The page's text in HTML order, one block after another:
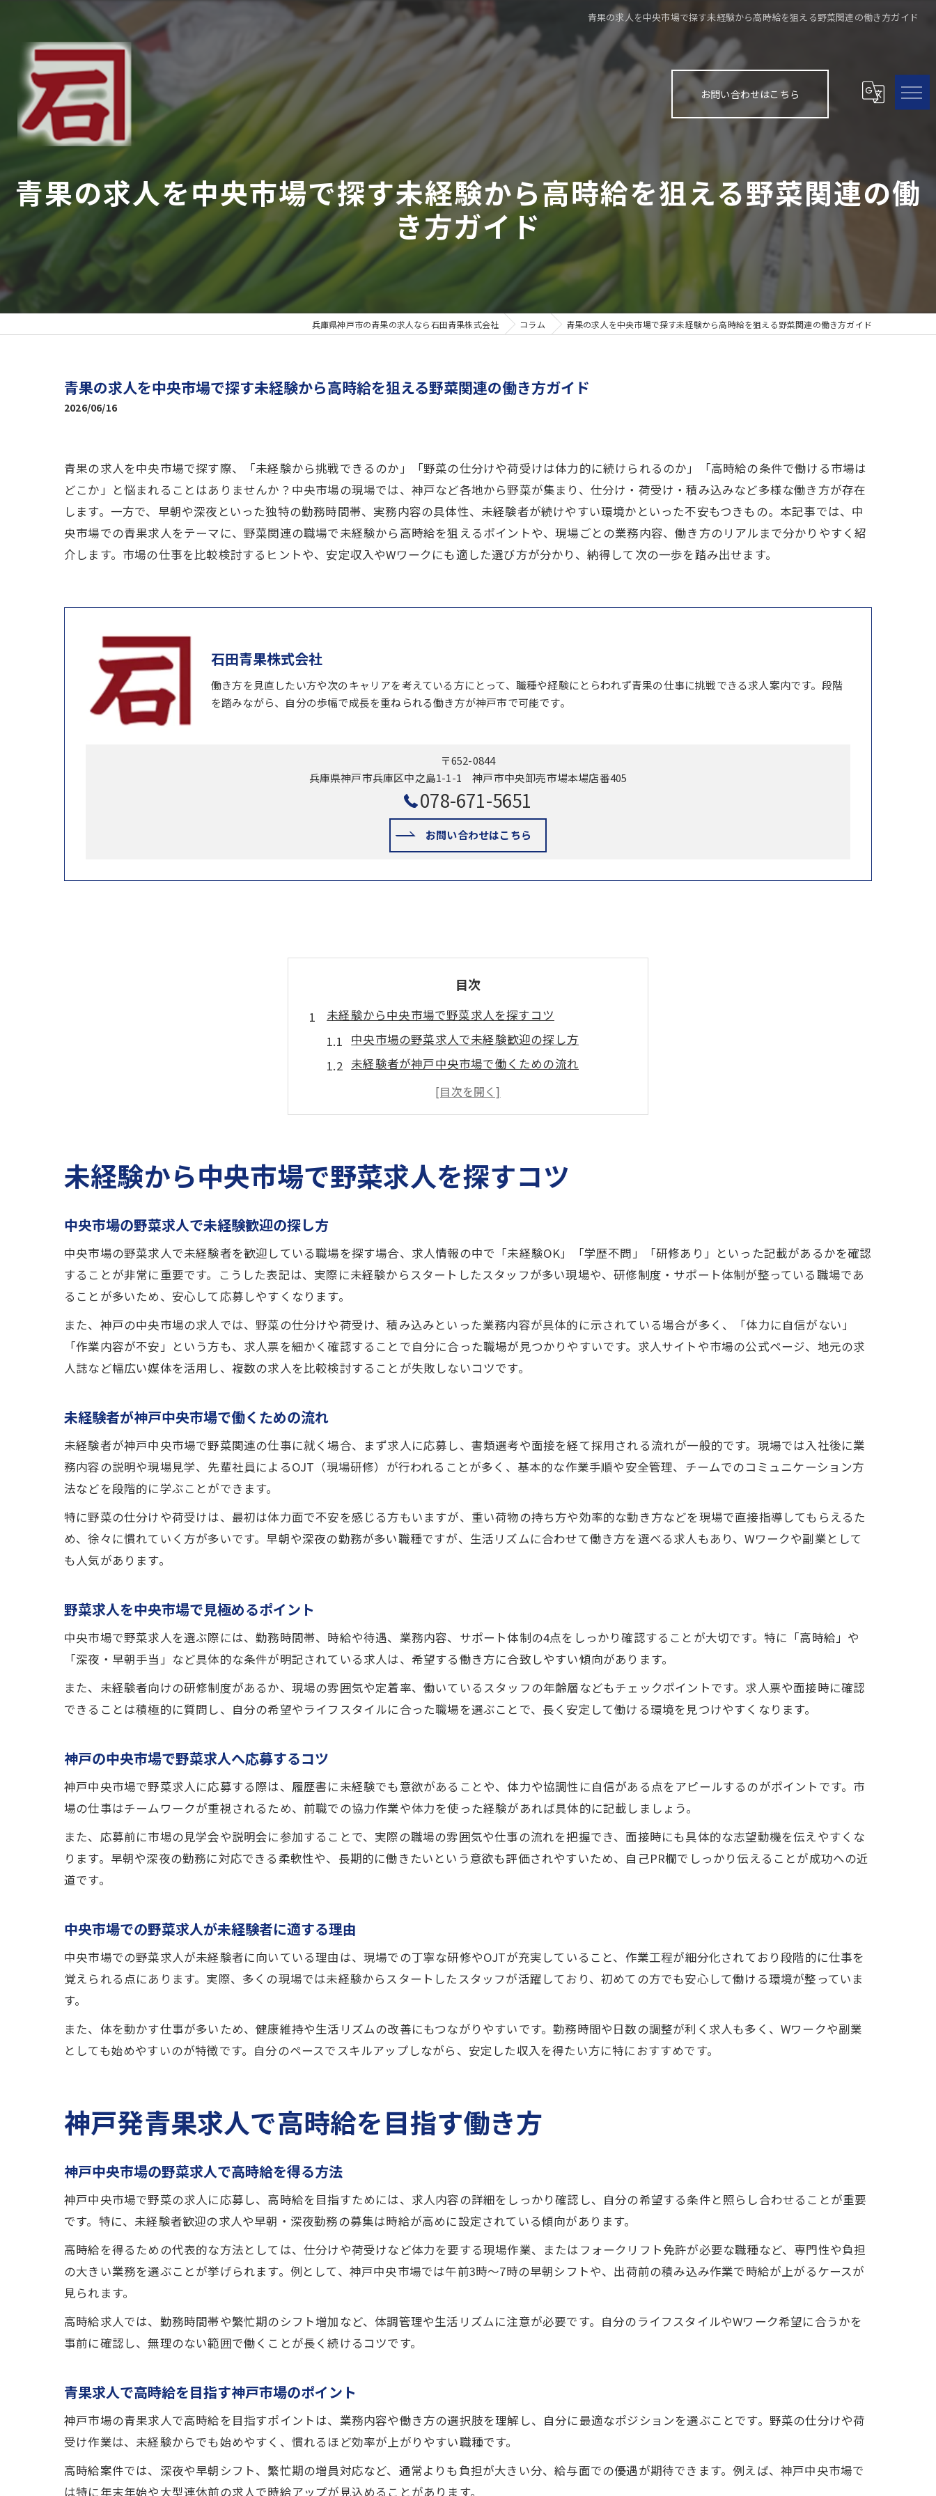
青果の求人を中央市場で探す未経験から高時給を狙える野菜関連の働き方ガイド
お問い合わせはこちら
青果の求人を中央市場で探す未経験から高時給を狙える野菜関連の働
き方ガイド
兵庫県神戸市の青果の求人なら石田青果株式会社 コラム 青果の求人を中央市場で探す未経験から高時給を狙える野菜関連の働き方ガイド
青果の求人を中央市場で探す未経験から高時給を狙える野菜関連の働き方ガイド
2026/06/16
青果の求人を中央市場で探す際、「未経験から挑戦できるのか」「野菜の仕分けや荷受けは体力的に続けられるのか」「高時給の条件で働ける市場は
どこか」と悩まれることはありませんか？中央市場の現場では、神戸など各地から野菜が集まり、仕分け・荷受け・積み込みなど多様な働き方が存在
します。一方で、早朝や深夜といった独特の勤務時間帯、実務内容の具体性、未経験者が続けやすい環境かといった不安もつきもの。本記事では、中
央市場での青果求人をテーマに、野菜関連の職場で未経験から高時給を狙えるポイントや、現場ごとの業務内容、働き方のリアルまで分かりやすく紹
介します。市場の仕事を比較検討するヒントや、安定収入やWワークにも適した選び方が分かり、納得して次の一歩を踏み出せます。
石田青果株式会社
働き方を見直したい方や次のキャリアを考えている方にとって、職種や経験にとらわれず青果の仕事に挑戦できる求人案内です。段階
を踏みながら、自分の歩幅で成長を重ねられる働き方が神戸市で可能です。
〒652-0844
兵庫県神戸市兵庫区中之島1-1-1 神戸市中央卸売市場本場店番405
078-671-5651
お問い合わせはこちら
目次
未経験から中央市場で野菜求人を探すコツ
中央市場の野菜求人で未経験歓迎の探し方
未経験者が神戸中央市場で働くための流れ
野菜求人を中央市場で見極めるポイント
神戸の中央市場で野菜求人へ応募するコツ
神戸発青果求人で高時給を目指す働き方
神戸中央市場の野菜求人で高時給を得る方法
高時給を狙う神戸中央市場の野菜バイト事情
神戸中央市場の野菜求人で効率よく稼ぐ秘訣
早朝や深夜の中央市場バイト事情を解説
中央市場の野菜求人は早朝や深夜も充実
神戸中央市場で深夜バイトを選ぶメリット
野菜仕分け求人に応募する際のポイント
中央市場の野菜仕分け求人応募で重視すべき点
野菜求人応募時に確認すべき市場の条件
神戸中央市場で体力負担が少ない野菜求人事例
体力に自信がなくても続く中央市場の野菜求人
野菜関連求人で神戸中央市場の安定性を活かす
中央市場の野菜求人が安定収入につながる理由
神戸で野菜求人を選び安定収入を得るコツ
中央市場の野菜求人で長期安定を目指す方法
未経験から中央市場で野菜求人を探すコツ
中央市場の野菜求人で未経験歓迎の探し方
中央市場の野菜求人で未経験者を歓迎している職場を探す場合、求人情報の中で「未経験OK」「学歴不問」「研修あり」といった記載があるかを確認
することが非常に重要です。こうした表記は、実際に未経験からスタートしたスタッフが多い現場や、研修制度・サポート体制が整っている職場であ
ることが多いため、安心して応募しやすくなります。
また、神戸の中央市場の求人では、野菜の仕分けや荷受け、積み込みといった業務内容が具体的に示されている場合が多く、「体力に自信がない」
「作業内容が不安」という方も、求人票を細かく確認することで自分に合った職場が見つかりやすいです。求人サイトや市場の公式ページ、地元の求
人誌など幅広い媒体を活用し、複数の求人を比較検討することが失敗しないコツです。
未経験者が神戸中央市場で働くための流れ
未経験者が神戸中央市場で野菜関連の仕事に就く場合、まず求人に応募し、書類選考や面接を経て採用される流れが一般的です。現場では入社後に業
務内容の説明や現場見学、先輩社員によるOJT（現場研修）が行われることが多く、基本的な作業手順や安全管理、チームでのコミュニケーション方
法などを段階的に学ぶことができます。
特に野菜の仕分けや荷受けは、最初は体力面で不安を感じる方もいますが、重い荷物の持ち方や効率的な動き方などを現場で直接指導してもらえるた
め、徐々に慣れていく方が多いです。早朝や深夜の勤務が多い職種ですが、生活リズムに合わせて働き方を選べる求人もあり、Wワークや副業として
も人気があります。
野菜求人を中央市場で見極めるポイント
中央市場で野菜求人を選ぶ際には、勤務時間帯、時給や待遇、業務内容、サポート体制の4点をしっかり確認することが大切です。特に「高時給」や
「深夜・早朝手当」など具体的な条件が明記されている求人は、希望する働き方に合致しやすい傾向があります。
また、未経験者向けの研修制度があるか、現場の雰囲気や定着率、働いているスタッフの年齢層などもチェックポイントです。求人票や面接時に確認
できることは積極的に質問し、自分の希望やライフスタイルに合った職場を選ぶことで、長く安定して働ける環境を見つけやすくなります。
神戸の中央市場で野菜求人へ応募するコツ
神戸中央市場で野菜求人に応募する際は、履歴書に未経験でも意欲があることや、体力や協調性に自信がある点をアピールするのがポイントです。市
場の仕事はチームワークが重視されるため、前職での協力作業や体力を使った経験があれば具体的に記載しましょう。
また、応募前に市場の見学会や説明会に参加することで、実際の職場の雰囲気や仕事の流れを把握でき、面接時にも具体的な志望動機を伝えやすくな
ります。早朝や深夜の勤務に対応できる柔軟性や、長期的に働きたいという意欲も評価されやすいため、自己PR欄でしっかり伝えることが成功への近
道です。
中央市場での野菜求人が未経験者に適する理由
中央市場での野菜求人が未経験者に向いている理由は、現場での丁寧な研修やOJTが充実していること、作業工程が細分化されており段階的に仕事を
覚えられる点にあります。実際、多くの現場では未経験からスタートしたスタッフが活躍しており、初めての方でも安心して働ける環境が整っていま
す。
また、体を動かす仕事が多いため、健康維持や生活リズムの改善にもつながりやすいです。勤務時間や日数の調整が利く求人も多く、Wワークや副業
としても始めやすいのが特徴です。自分のペースでスキルアップしながら、安定した収入を得たい方に特におすすめです。
神戸発青果求人で高時給を目指す働き方
神戸中央市場の野菜求人で高時給を得る方法
神戸中央市場で野菜の求人に応募し、高時給を目指すためには、求人内容の詳細をしっかり確認し、自分の希望する条件と照らし合わせることが重要
です。特に、未経験者歓迎の求人や早朝・深夜勤務の募集は時給が高めに設定されている傾向があります。
高時給を得るための代表的な方法としては、仕分けや荷受けなど体力を要する現場作業、またはフォークリフト免許が必要な職種など、専門性や負担
の大きい業務を選ぶことが挙げられます。例として、神戸中央市場では午前3時〜7時の早朝シフトや、出荷前の積み込み作業で時給が上がるケースが
見られます。
高時給求人では、勤務時間帯や繁忙期のシフト増加など、体調管理や生活リズムに注意が必要です。自分のライフスタイルやWワーク希望に合うかを
事前に確認し、無理のない範囲で働くことが長く続けるコツです。
青果求人で高時給を目指す神戸市場のポイント
神戸市場の青果求人で高時給を目指すポイントは、業務内容や働き方の選択肢を理解し、自分に最適なポジションを選ぶことです。野菜の仕分けや荷
受け作業は、未経験からでも始めやすく、慣れるほど効率が上がりやすい職種です。
高時給案件では、深夜や早朝シフト、繁忙期の増員対応など、通常よりも負担が大きい分、給与面での優遇が期待できます。例えば、神戸中央市場で
は特に年末年始や大型連休前の求人で時給アップが見込めることがあります。